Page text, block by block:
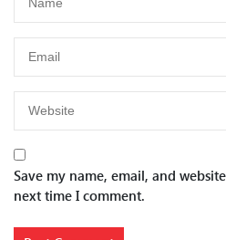
Save my name, email, and
next time I comment.